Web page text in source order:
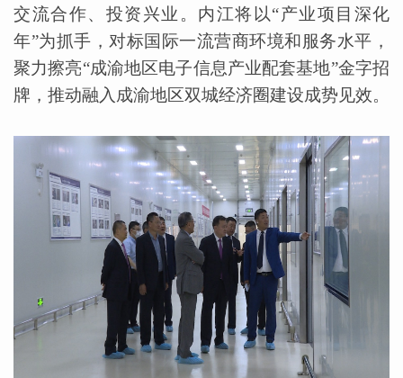
交流合作、投资兴业。内江将以“产业项目深化
年”为抓手，对标国际一流营商环境和服务水平，
聚力擦亮“成渝地区电子信息产业配套基地”金字招
牌，推动融入成渝地区双城经济圈建设成势见效。